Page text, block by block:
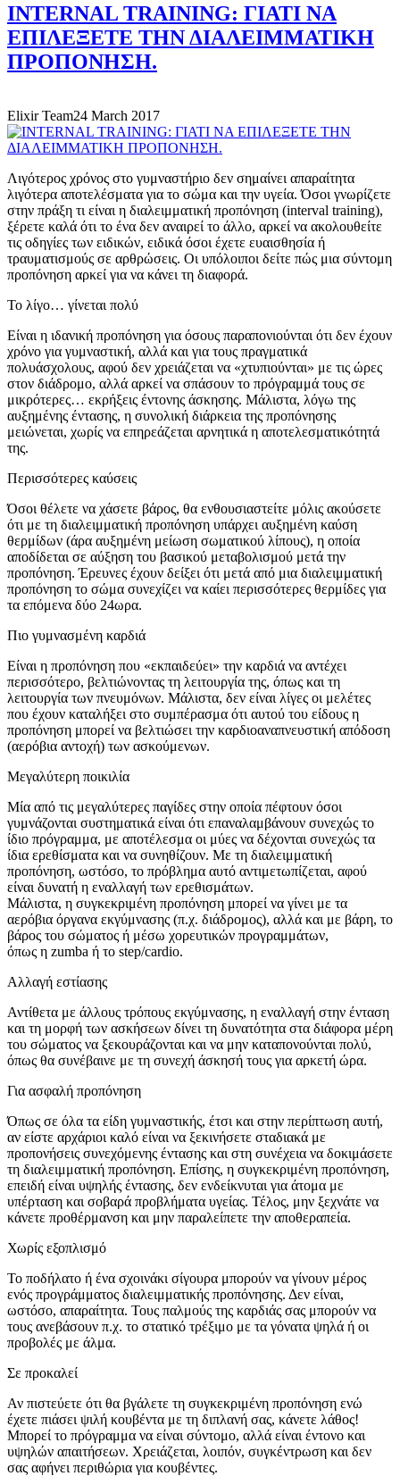
INTERNAL TRAINING: ΓΙΑΤΙ ΝΑ
ΕΠΙΛΕΞΕΤΕ ΤΗΝ ΔΙΑΛΕΙΜΜΑΤΙΚΗ
ΠΡΟΠΟΝΗΣΗ.
Elixir Team24 March 2017
Λιγότερος χρόνος στο γυμναστήριο δεν σημαίνει απαραίτητα
λιγότερα αποτελέσματα για το σώμα και την υγεία. Όσοι γνωρίζετε
στην πράξη τι είναι η διαλειμματική προπόνηση (interval training),
ξέρετε καλά ότι το ένα δεν αναιρεί το άλλο, αρκεί να ακολουθείτε
τις οδηγίες των ειδικών, ειδικά όσοι έχετε ευαισθησία ή
τραυματισμούς σε αρθρώσεις. Οι υπόλοιποι δείτε πώς μια σύντομη
προπόνηση αρκεί για να κάνει τη διαφορά.
Το λίγο… γίνεται πολύ
Είναι η ιδανική προπόνηση για όσους παραπονιούνται ότι δεν έχουν
χρόνο για γυμναστική, αλλά και για τους πραγματικά
πολυάσχολους, αφού δεν χρειάζεται να «χτυπιούνται» με τις ώρες
στον διάδρομο, αλλά αρκεί να σπάσουν το πρόγραμμά τους σε
μικρότερες… εκρήξεις έντονης άσκησης. Μάλιστα, λόγω της
αυξημένης έντασης, η συνολική διάρκεια της προπό­νησης
μειώνεται, χωρίς να επηρεάζεται αρνητικά η αποτελεσμα­τικότητά
της.
Περισσότερες καύσεις
Όσοι θέλετε να χάσετε βάρος, θα ενθουσιαστείτε μόλις ακούσετε
ότι με τη διαλειμματική προπόνηση υπάρχει αυξημένη καύση
θερμίδων (άρα αυξημένη μείωση σωματικού λίπους), η οποία
αποδίδεται σε αύξηση του βασικού μεταβολισμού μετά την
προπόνηση. Έρευνες έχουν δείξει ότι μετά από μια διαλειμματική
προπόνηση το σώμα συνεχίζει να καίει περισσότερες θερμίδες για
τα επόμενα δύο 24ωρα.
Πιο γυμνασμένη καρδιά
Είναι η προπόνηση που «εκπαιδεύει» την καρδιά να αντέχει
περισσότερο, βελτιώνοντας τη λειτουργία της, όπως και τη
λειτουργία των πνευμόνων. Μάλιστα, δεν είναι λίγες οι μελέτες
που έχουν καταλήξει στο συμπέρασμα ότι αυτού του είδους η
προπόνηση μπορεί να βελτιώσει την καρδιοαναπνευστική απόδοση
(αερόβια αντοχή) των ασκούμενων.
Μεγαλύτερη ποικιλία
Μία από τις μεγαλύτερες παγίδες στην οποία πέφτουν όσοι
γυμνάζονται συστηματικά είναι ότι επαναλαμβάνουν συνεχώς το
ίδιο πρόγραμμα, με αποτέλεσμα οι μύες να δέχονται συνεχώς τα
ίδια ερεθίσματα και να συνηθίζουν. Με τη διαλειμματική
προπόνηση, ωστόσο, το πρόβλημα αυτό αντιμετωπίζεται, αφού
είναι δυνατή η εναλλαγή των ερε­θισμάτων.
Μάλιστα, η συγκεκριμένη προπόνηση μπορεί να γίνει με τα
αερόβια όργανα εκγύμνασης (π.χ. διάδρομος), αλλά και με βάρη, το
βάρος του σώματος ή μέσω χορευτικών προγραμμάτων,
όπως η zumba ή το step/cardio.
Αλλαγή εστίασης
Αντίθετα με άλλους τρόπους εκγύμνασης, η εναλλαγή στην ένταση
και τη μορφή των ασκήσεων δίνει τη δυνατότητα στα διάφορα μέρη
του σώματος να ξεκουράζονται και να μην καταπονούνται πολύ,
όπως θα συνέβαινε με τη συνεχή άσκησή τους για αρκετή ώρα.
Για ασφαλή προπόνηση
Όπως σε όλα τα είδη γυμναστικής, έτσι και στην περίπτωση αυτή,
αν είστε αρχάριοι καλό είναι να ξεκινήσετε σταδιακά με
προπονήσεις συνεχόμενης έντασης και στη συνέχεια να δοκιμάσετε
τη διαλειμματική προπόνηση. Επίσης, η συγκεκριμένη προπόνηση,
επειδή είναι υψηλής έντασης, δεν ενδείκνυται για άτομα με
υπέρταση και σοβαρά προβλήματα υγείας. Τέλος, μην ξεχνάτε να
κάνετε προθέρμανση και μην παραλείπετε την αποθεραπεία.
Χωρίς εξοπλισμό
Το ποδήλατο ή ένα σχοινάκι σίγουρα μπορούν να γίνουν μέρος
ενός προγράμματος διαλειμματικής προπόνησης. Δεν είναι,
ωστόσο, απαραίτητα. Τους παλμούς της καρδιάς σας μπορούν να
τους ανεβάσουν π.χ. το στατικό τρέξιμο με τα γόνατα ψηλά ή οι
προβολές με άλμα.
Σε προκαλεί
Αν πιστεύετε ότι θα βγάλετε τη συγκεκριμένη προπόνηση ενώ
έχετε πιάσει ψιλή κουβέντα με τη διπλανή σας, κάνετε λάθος!
Μπορεί το πρόγραμμα να είναι σύντομο, αλλά είναι έντονο και
υψηλών απαιτήσεων. Χρειάζεται, λοιπόν, συγκέντρωση και δεν
σας αφήνει περιθώρια για κουβέντες.